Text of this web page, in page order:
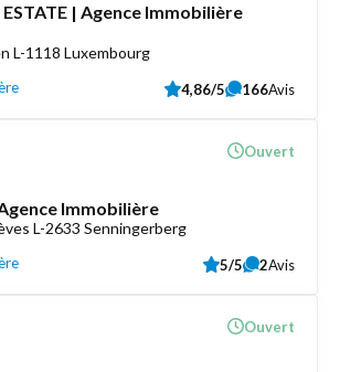
ESTATE | Agence Immobilière
L-1118 Luxembourg
4,86/5 166Avis
Immobilière
L-2633 Senningerberg
Ouvert
5/5 2Avis
Ouvert